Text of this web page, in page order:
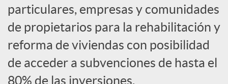
l
e
s
particulares, empresas y comunidades
de propietarios para la rehabilitación y
reforma de viviendas con posibilidad
de acceder a subvenciones de hasta el
80% de las inversiones.